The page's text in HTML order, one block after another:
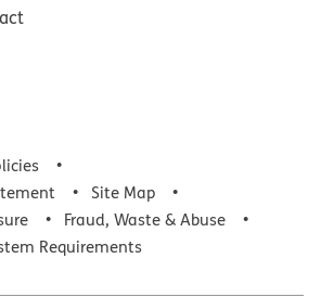
Site Map
Fraud, Waste & Abuse
Requirements